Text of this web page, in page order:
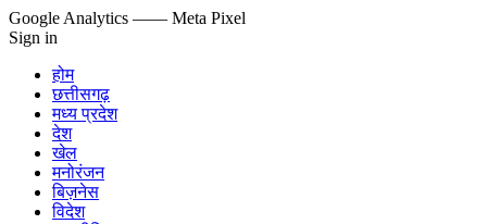
Google Analytics —— Meta Pixel
Sign in
होम
छत्तीसगढ़
मध्य प्रदेश
देश
खेल
मनोरंजन
बिज़नेस
विदेश